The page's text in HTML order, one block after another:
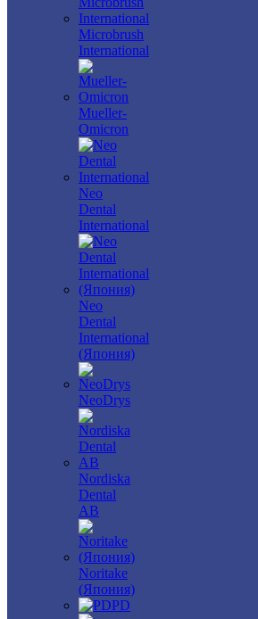
Microbrush
International
Mueller-
Omicron
Neo
Dental
International
Neo
Dental
International
(Япония)
NeoDrys
Nordiska
Dental
AB
Noritake
(Япония)
PD